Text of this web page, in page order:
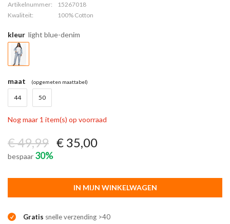
Artikelnummer:
15267018
Kwaliteit:
100% Cotton
kleur light blue-denim
maat (opgemeten maattabel)
44 50
Nog maar 1 item(s) op voorraad
€ 49,99 € 35,00
bespaar 30%
IN MIJN WINKELWAGEN
Gratis snelle verzending >40